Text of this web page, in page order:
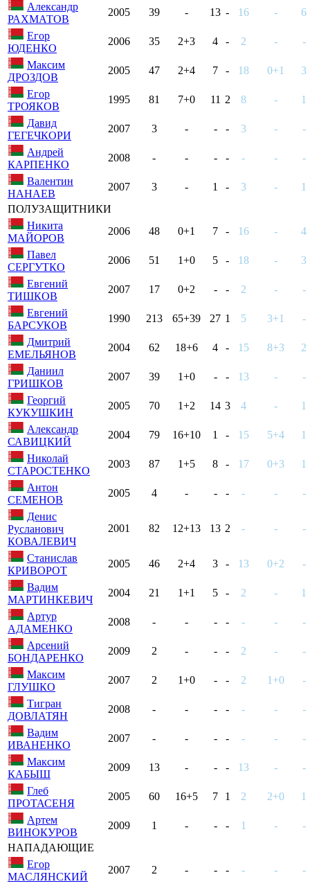
Александр
РАХМАТОВ
2005 39 - 13 - 16 -
6
Егор
ЮДЕНКО
2006 35 2+3 4 - 2 -
-
Максим
ДРОЗДОВ
2005 47 2+4 7 - 18 0+1
3
Егор
ТРОЯКОВ
1995 81 7+0 11 2 8 -
1
Давид
ГЕГЕЧКОРИ
2007 3 - - - 3 -
-
Андрей
КАРПЕНКО
2008 - - - - - -
-
Валентин
НАНАЕВ
2007 3 - 1 - 3 -
1
ПОЛУЗАЩИТНИКИ
Никита
МАЙОРОВ
2006 48 0+1 7 - 16 -
4
Павел
СЕРГУТКО
2006 51 1+0 5 - 18 -
3
Евгений
ТИШКОВ
2007 17 0+2 - - 2 -
-
Евгений
БАРСУКОВ
1990 213 65+39 27 1 5 3+1
-
Дмитрий
ЕМЕЛЬЯНОВ
2004 62 18+6 4 - 15 8+3
2
Даниил
ГРИШКОВ
2007 39 1+0 - - 13 -
-
Георгий
КУКУШКИН
2005 70 1+2 14 3 4 -
1
Александр
САВИЦКИЙ
2004 79 16+10 1 - 15 5+4
1
Николай
СТАРОСТЕНКО
2003 87 1+5 8 - 17 0+3
1
Антон
СЕМЕНОВ
2005 4 - - - - -
-
Денис
Русланович
КОВАЛЕВИЧ
2001 82 12+13 13 2 - - -
Станислав
КРИВОРОТ
2005 46 2+4 3 - 13 0+2
-
Вадим
МАРТИНКЕВИЧ
2004 21 1+1 5 - 2 -
1
Артур
АДАМЕНКО
2008 - - - - - -
-
Арсений
БОНДАРЕНКО
2009 2 - - - 2 -
-
Максим
ГЛУШКО
2007 2 1+0 - - 2 1+0
-
Тигран
ДОВЛАТЯН
2008 - - - - - -
-
Вадим
ИВАНЕНКО
2007 - - - - - -
-
Максим
КАБЫШ
2009 13 - - - 13 -
-
Глеб
ПРОТАСЕНЯ
2005 60 16+5 7 1 2 2+0
1
Артем
ВИНОКУРОВ
2009 1 - - - 1 -
-
НАПАДАЮЩИЕ
Егор
МАСЛЯНСКИЙ
2007 2 - - - - - -